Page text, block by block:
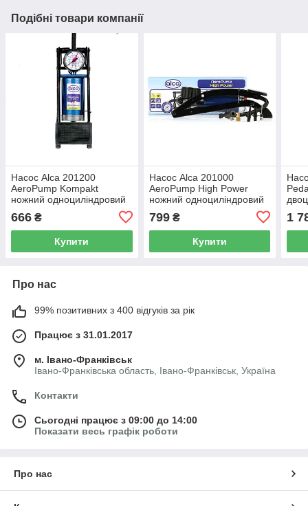
Подібні товари компанії
Насос Alca 201200
AeroPump Kompakt
ножний одноциліндровий
666 ₴
Купити
Насос Alca 201000
AeroPump High Power
ножний одноциліндровий
799₴
Купити
1
Про нас
99% позитивних з 400 відгуків за рік
Працює з 31.01.2017
м. Івано-Франківськ
Івано-Франківська область, Івано-Франківськ, Україна
Контакти
Сьогодні працює з 09:00 до 14:00
Показати весь графік роботи
Про нас